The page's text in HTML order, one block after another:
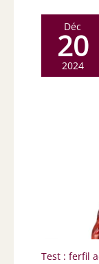
Déc
20
2024
Test : ferfil